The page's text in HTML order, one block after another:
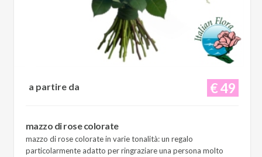
€ 49
a partire da
mazzo di rose colorate
mazzo di rose colorate in varie tonalità: un regalo
particolarmente adatto per ringraziare una persona molto